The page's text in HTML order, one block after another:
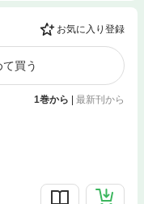
お気に入り登録
買う
1巻から | 最新刊から